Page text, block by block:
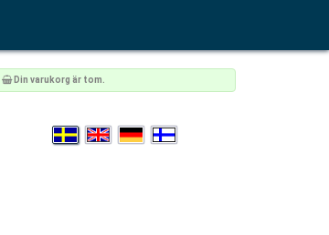
Din varukorg är tom.